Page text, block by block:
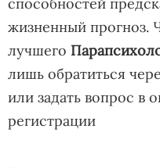
жизненный прогноз.
лучшего
лишь обратиться
или задать вопрос в
регистрации